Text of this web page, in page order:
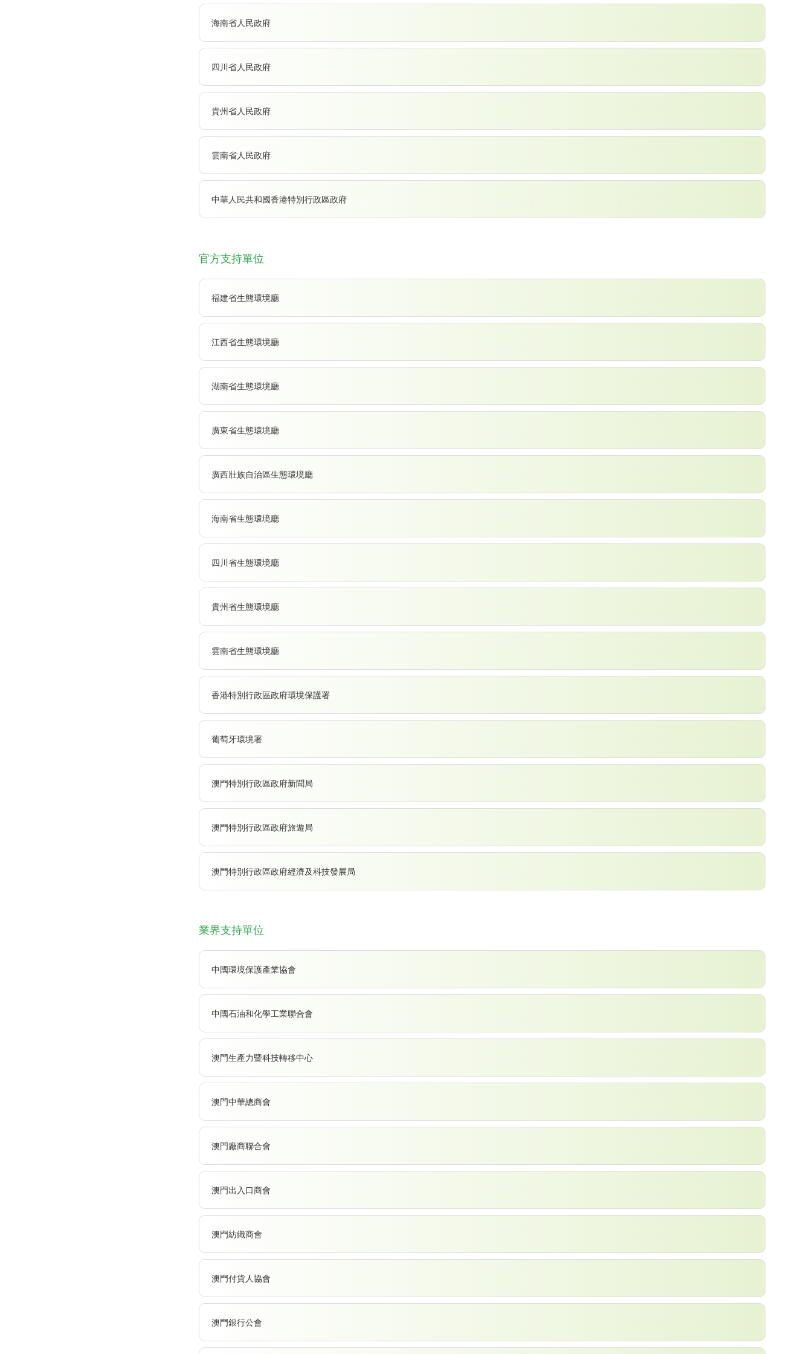
海南省人民政府
四川省人民政府
貴州省人民政府
雲南省人民政府
中華人民共和國香港特別行政區政府
官方支持單位
福建省生態環境廳
江西省生態環境廳
湖南省生態環境廳
廣東省生態環境廳
廣西壯族自治區生態環境廳
海南省生態環境廳
四川省生態環境廳
貴州省生態環境廳
雲南省生態環境廳
香港特別行政區政府環境保護署
葡萄牙環境署
澳門特別行政區政府新聞局
澳門特別行政區政府旅遊局
澳門特別行政區政府經濟及科技發展局
業界支持單位
中國環境保護產業協會
中國石油和化學工業聯合會
澳門生產力暨科技轉移中心
澳門中華總商會
澳門廠商聯合會
澳門出入口商會
澳門紡織商會
澳門付貨人協會
澳門銀行公會